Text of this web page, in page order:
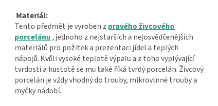
Materiál:
Tento předmět je vyroben z pravého živcového
porcelánu , jednoho z nejstarších a nejosvědčenějších
materiálů pro požitek a prezentaci jídel a teplých
nápojů. Kvůli vysoké teplotě výpalu a z toho vyplývající
tvrdosti a hustotě se mu také říká tvrdý porcelán. Živcový
porcelán je vždy vhodný do trouby, mikrovlnné trouby a
myčky nádobí.